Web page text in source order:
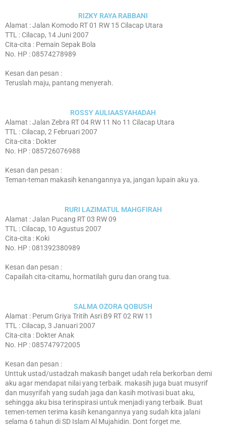
RIZKY RAYA RABBANI
Alamat : Jalan Komodo RT 01 RW 15 Cilacap Utara
TTL : Cilacap, 14 Juni 2007
Cita-cita : Pemain Sepak Bola
No. HP : 08574278989
Kesan dan pesan :
Teruslah maju, pantang menyerah.
ROSSY AULIAASYAHADAH
Alamat : Jalan Zebra RT 04 RW 11 No 11 Cilacap Utara
TTL : Cilacap, 2 Februari 2007
Cita-cita : Dokter
No. HP : 085726076988
Kesan dan pesan :
Teman-teman makasih kenangannya ya, jangan lupain aku ya.
RURI LAZIMATUL MAHGFIRAH
Alamat : Jalan Pucang RT 03 RW 09
TTL : Cilacap, 10 Agustus 2007
Cita-cita : Koki
No. HP : 081392380989
Kesan dan pesan :
Capailah cita-citamu, hormatilah guru dan orang tua.
SALMA OZORA QOBUSH
Alamat : Perum Griya Tritih Asri B9 RT 02 RW 11
TTL : Cilacap, 3 Januari 2007
Cita-cita : Dokter Anak
No. HP : 085747972005
Kesan dan pesan :
Unttuk ustad/ustadzah makasih banget udah rela berkorban demi
aku agar mendapat nilai yang terbaik. makasih juga buat musyrif
dan musyrifah yang sudah jaga dan kasih motivasi buat aku,
sehingga aku bisa terinspirasi untuk menjadi yang terbaik. Buat
temen-temen terima kasih kenangannya yang sudah kita jalani
selama 6 tahun di SD Islam Al Mujahidin. Dont forget me.